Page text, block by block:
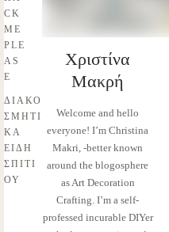
CK
ME
PLE
AS
E
ΔΙΑΚΟ
ΣΜΗΤΙ
ΚΆ
ΕΊΔΗ
ΣΠΙΤΙ
ΟΎ
Χριστίνα
Μακρή
Welcome and hello
everyone! I’m Christina
Makri, -better known
around the blogosphere
as Art Decoration
Crafting. I’m a self-
professed incurable DIYer